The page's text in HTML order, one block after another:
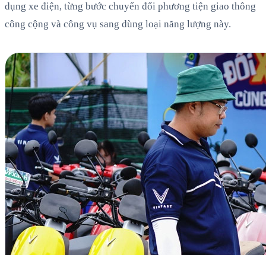
dụng xe điện, từng bước chuyển đổi phương tiện giao thông
công cộng và công vụ sang dùng loại năng lượng này.